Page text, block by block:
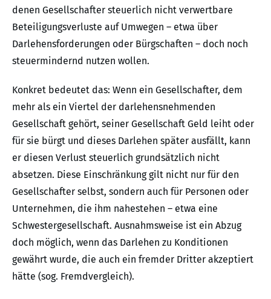
denen Gesellschafter steuerlich nicht verwertbare
Beteiligungsverluste auf Umwegen – etwa über
Darlehensforderungen oder Bürgschaften – doch noch
steuermindernd nutzen wollen.
Konkret bedeutet das: Wenn ein Gesellschafter, dem
mehr als ein Viertel der darlehensnehmenden
Gesellschaft gehört, seiner Gesellschaft Geld leiht oder
für sie bürgt und dieses Darlehen später ausfällt, kann
er diesen Verlust steuerlich grundsätzlich nicht
absetzen. Diese Einschränkung gilt nicht nur für den
Gesellschafter selbst, sondern auch für Personen oder
Unternehmen, die ihm nahestehen – etwa eine
Schwestergesellschaft. Ausnahmsweise ist ein Abzug
doch möglich, wenn das Darlehen zu Konditionen
gewährt wurde, die auch ein fremder Dritter akzeptiert
hätte (sog. Fremdvergleich).